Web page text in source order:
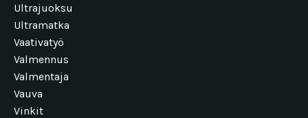
Ultrajuoksu
Ultramatka
Vaativatyö
Valmennus
Valmentaja
Vauva
Vinkit